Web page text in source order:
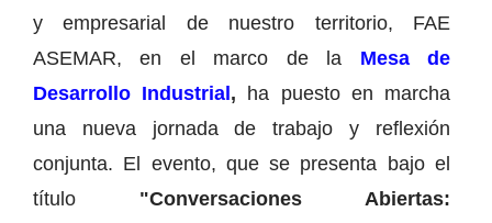
y empresarial de nuestro territorio, FAE
ASEMAR, en el marco de la Mesa de
Desarrollo Industrial, ha puesto en marcha
una nueva jornada de trabajo y reflexión
conjunta. El evento, que se presenta bajo el
título "Conversaciones Abiertas: